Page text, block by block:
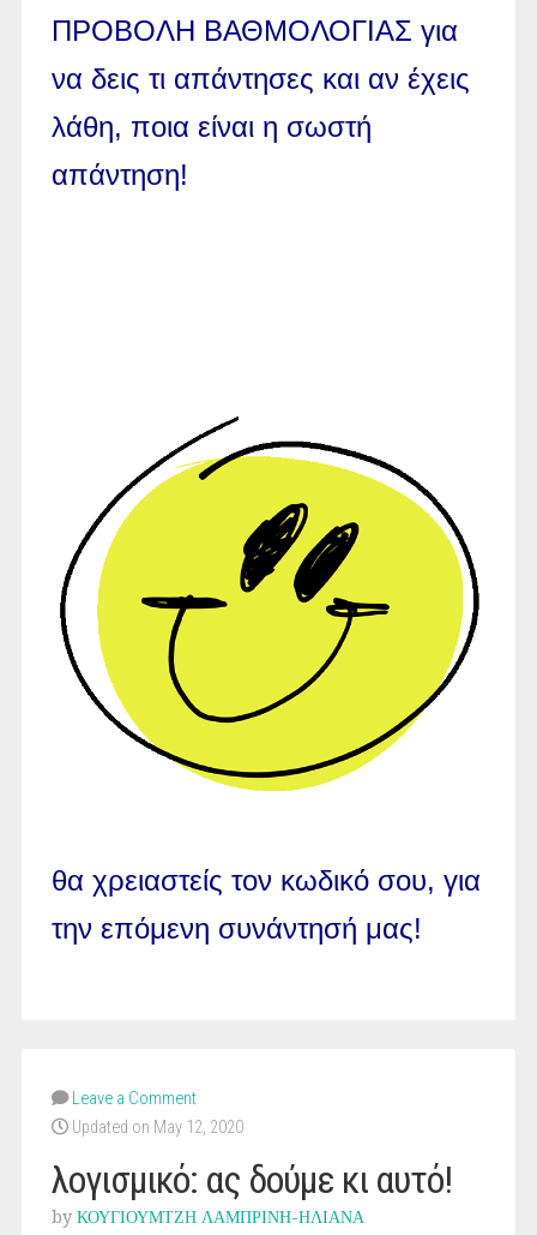
ΠΡΟΒΟΛΗ ΒΑΘΜΟΛΟΓΙΑΣ για
να δεις τι απάντησες και αν έχεις
λάθη, ποια είναι η σωστή
απάντηση!
θα χρειαστείς τον κωδικό σου, για
την επόμενη συνάντησή μας!
Leave a Comment
Updated on May 12, 2020
λογισμικό: ας δούμε κι αυτό!
by ΚΟΥΓΙΟΥΜΤΖΗ ΛΑΜΠΡΙΝΗ-ΗΛΙΑΝΑ